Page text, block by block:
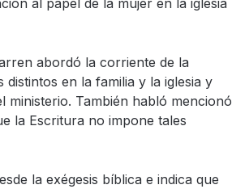
abordó la corriente de la
en la familia y la iglesia y
ministerio. También habló mencionó
la Escritura no impone tales
la exégesis bíblica e indica que